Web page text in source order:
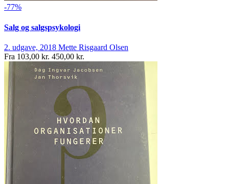
-77%
Salg og salgspsykologi
2. udgave, 2018 Mette Risgaard Olsen
Fra 103,00 kr. 450,00 kr.